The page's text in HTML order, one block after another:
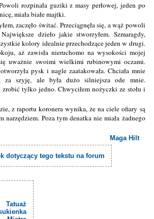
rozpinała guziki z masy perłowej, jeden po
miała białe majtki.
zaczęło świtać. Przeciągnęła się, a wąż powoli
dzieło jakie stworzyłem. Szmaragdy,
kolory idealnie przechodzące jeden w drugi.
aż zawisła nieruchomo na wysokości mojej
uważnie swoimi wielkimi rubinowymi oczami.
pysk i nagle zaatakowała. Chciała mnie
za szyję, ale była dużo silniejsza ode mnie.
zrobić tylko jedno. Chwyciłem nożyczki ze stołu i
z raportu koronera wynika, że na ciele ofiary są
narzędziem. Poza tym denatka nie miała żadnego
Maga Hilt
dotyczący tego tekstu na forum
Tatuaż